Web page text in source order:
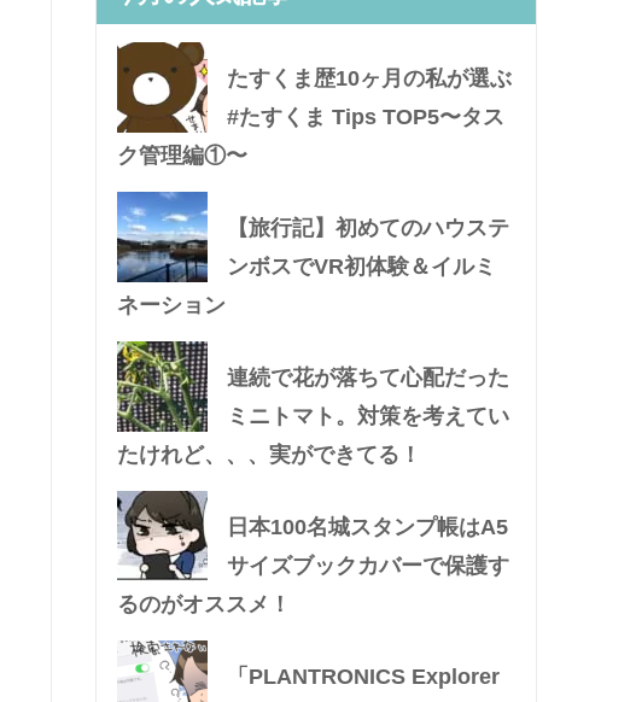
たすくま歴10ヶ月の私が選ぶ
#たすくま Tips TOP5〜タス
ク管理編①〜
【旅行記】初めてのハウステ
ンボスでVR初体験＆イルミ
ネーション
連続で花が落ちて心配だった
ミニトマト。対策を考えてい
たけれど、、、実ができてる！
日本100名城スタンプ帳はA5
サイズブックカバーで保護す
るのがオススメ！
「PLANTRONICS Explorer